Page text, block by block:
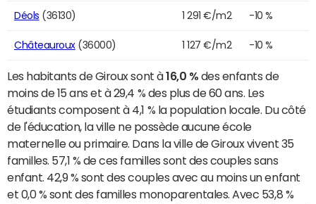
Déols (36130) 1 291 €/m2 -10 %
Châteauroux(36000) 1 127 €/m2 -10 %
Les habitants de Giroux sont à16,0 % des enfants de
moins de 15 ans et à 29,4 % des plus de 60 ans. Les
étudiants composent à 4,1 % la population locale. Du côté
de l'éducation, la ville ne possède aucune école
maternelle ou primaire. Dans la ville de Giroux vivent 35
familles. 57,1 % de ces familles sont des couples sans
enfant. 42,9 % sont des couples avec au moins un enfant
et 0,0 % sont des familles monoparentales. Avec 53,8 %